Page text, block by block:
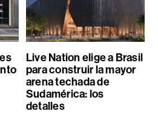
Live Nation elige a Brasil
para construir la mayor
arena techada de
Sudamérica: los
detalles